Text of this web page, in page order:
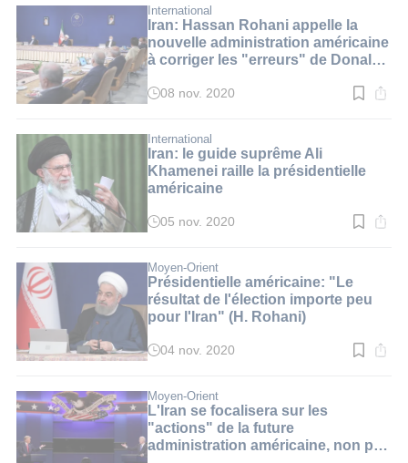
:
2
min.
International
Iran: Hassan Rohani appelle la
nouvelle administration américaine
à corriger les "erreurs" de Donald
Temps
:
2
min.
08 nov. 2020
International
Iran: le guide suprême Ali
Khamenei raille la présidentielle
américaine
Temps
:
2
min.
05 nov. 2020
Moyen-Orient
Présidentielle américaine: "Le
résultat de l'élection importe peu
pour l'Iran" (H. Rohani)
Temps
:
2
min.
04 nov. 2020
Moyen-Orient
L'Iran se focalisera sur les
"actions" de la future
administration américaine, non pas